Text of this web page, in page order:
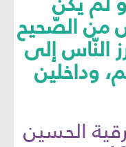
من الصّحيح
النّاس إلى
وداخلين
الحسين